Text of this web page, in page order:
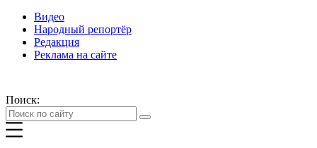
Видео
Народный репортёр
Редакция
Реклама на сайте
Поиск: